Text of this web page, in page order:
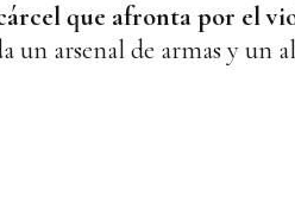
que afronta por el
un arsenal de armas y un